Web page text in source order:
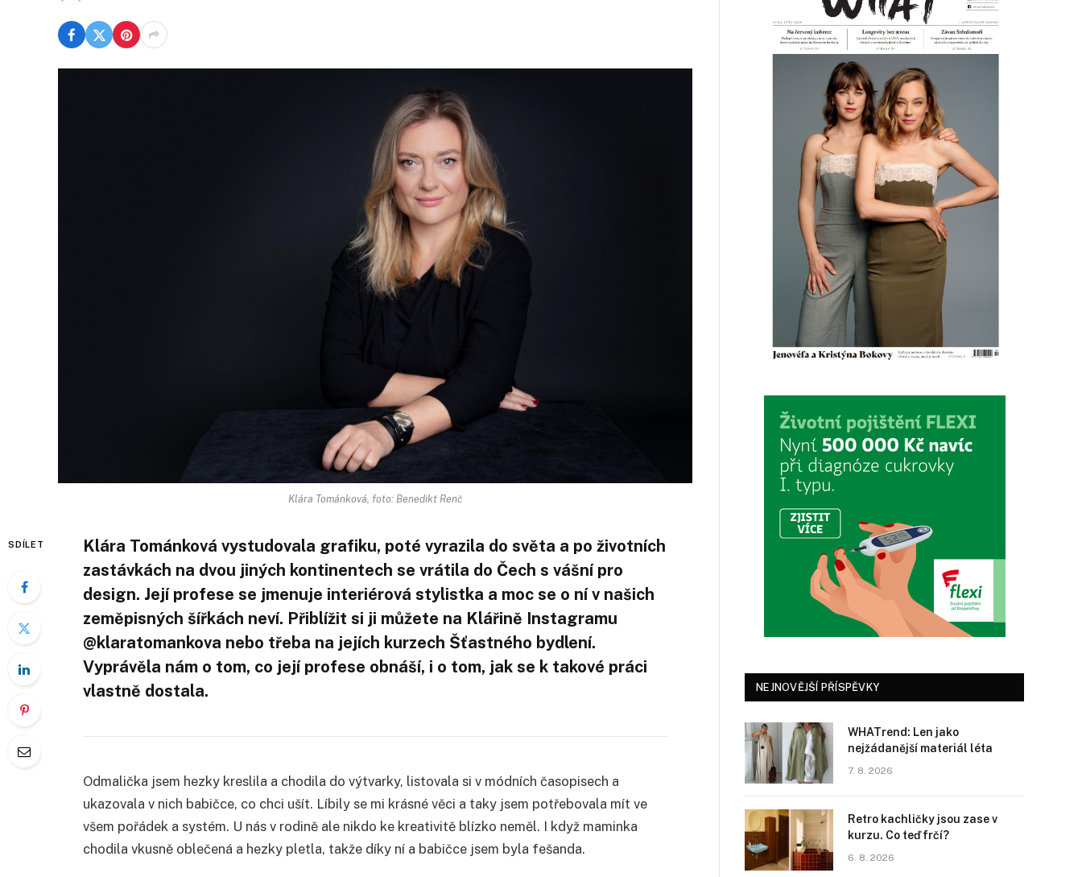
Klára Tománková, foto: Benedikt Renč
SDÍLET
Klára Tománková vystudovala grafiku, poté vyrazila do světa a po životních
zastávkách na dvou jiných kontinentech se vrátila do Čech s vášní pro
design. Její profese se jmenuje interiérová stylistka a moc se o ní v našich
zeměpisných šířkách neví. Přiblížit si ji můžete na Klářině Instagramu
@klaratomankova nebo třeba na jejích kurzech Šťastného bydlení.
Vyprávěla nám o tom, co její profese obnáší, i o tom, jak se k takové práci
vlastně dostala.
Odmalička jsem hezky kreslila a chodila do výtvarky, listovala si v módních časopisech a
ukazovala v nich babičce, co chci ušít. Líbily se mi krásné věci a taky jsem potřebovala mít ve
všem pořádek a systém. U nás v rodině ale nikdo ke kreativitě blízko neměl. I když maminka
chodila vkusně oblečená a hezky pletla, takže díky ní a babičce jsem byla fešanda.
NEJNOVĚJŠÍ PŘÍSPĚVKY
WHATrend: Len jako
nejžádanější materiál léta
7. 8. 2026
Retro kachličky jsou zase v
kurzu. Co teď frčí?
6. 8. 2026